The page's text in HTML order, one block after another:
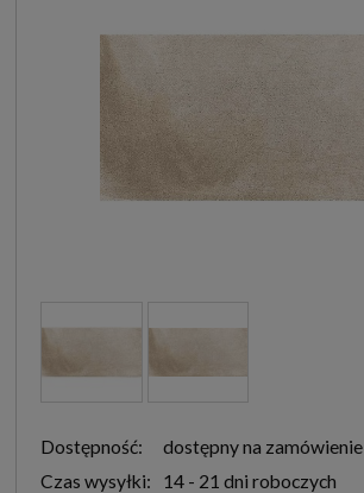
Dostępność:
dostępny na zamówienie
Czas wysyłki:
14 - 21 dni roboczych